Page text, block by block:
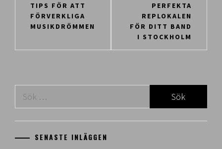
TIPS FÖR ATT
FÖRVERKLIGA
MUSIKDRÖMMEN
PERFEKTA
REPLOKALEN
FÖR DITT BAND
I STOCKHOLM
Sök
SENASTE INLÄGGEN